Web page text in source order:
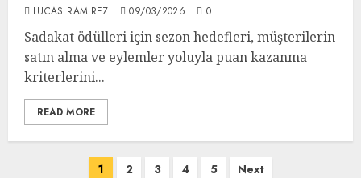
LUCAS RAMIREZ 09/03/2026 0
Sadakat ödülleri için sezon hedefleri, müşterilerin
satın alma ve eylemler yoluyla puan kazanma
kriterlerini...
READ MORE
1 2 3 4 5 Next